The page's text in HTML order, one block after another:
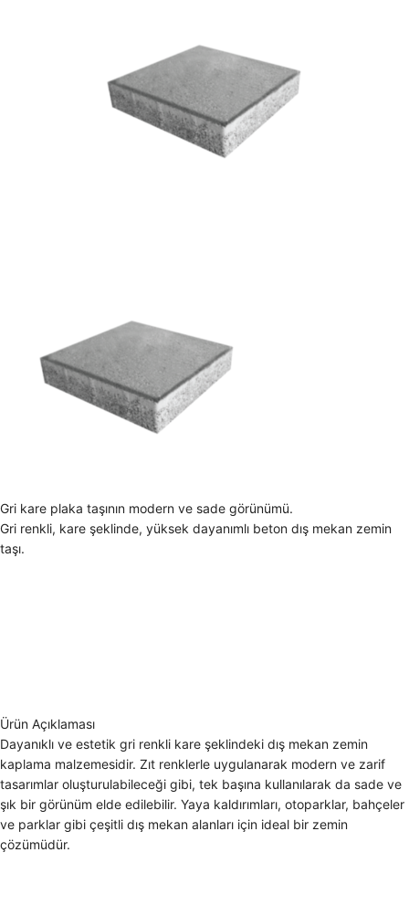
Gri kare plaka taşının modern ve sade görünümü.
Gri renkli, kare şeklinde, yüksek dayanımlı beton dış mekan zemin
taşı.
Ürün Açıklaması
Dayanıklı ve estetik gri renkli kare şeklindeki dış mekan zemin
kaplama malzemesidir. Zıt renklerle uygulanarak modern ve zarif
tasarımlar oluşturulabileceği gibi, tek başına kullanılarak da sade ve
şık bir görünüm elde edilebilir. Yaya kaldırımları, otoparklar, bahçeler
ve parklar gibi çeşitli dış mekan alanları için ideal bir zemin
çözümüdür.